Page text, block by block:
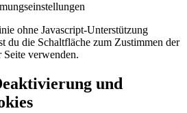
ohne Javascript-Unterstützung
du die Schaltfläche zum Zustimmen der
verwenden.
und